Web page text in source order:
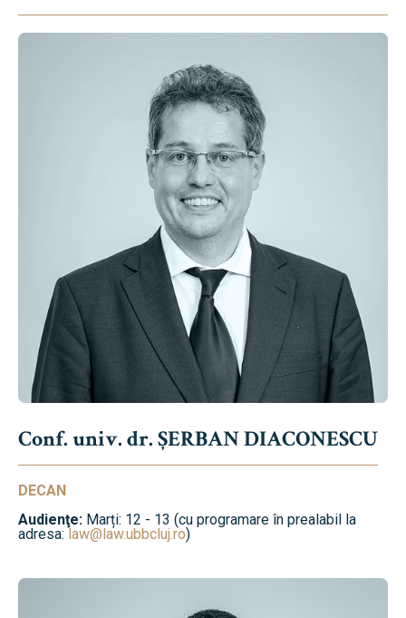
Conf. univ. dr. ȘERBAN DIACONESCU
DECAN
Audienţe: Marți: 12 - 13 (cu programare în prealabil la
adresa:law@law.ubbcluj.ro)